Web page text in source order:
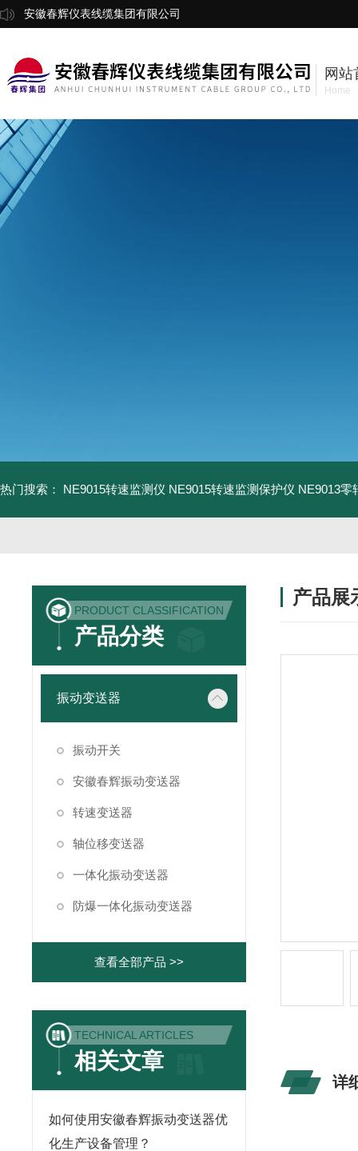
安徽春辉仪表线缆集团有限公司
网站
Home
热门搜索： NE9015转速监测仪 NE9015转速监测保护仪 NE9013零
PRODUCT CLASSIFICATION
产品分类
振动变送器
振动开关
安徽春辉振动变送器
转速变送器
轴位移变送器
一体化振动变送器
防爆一体化振动变送器
查看全部产品 >>
TECHNICAL ARTICLES
相关文章
如何使用安徽春辉振动变送器优
化生产设备管理？
产品展
详